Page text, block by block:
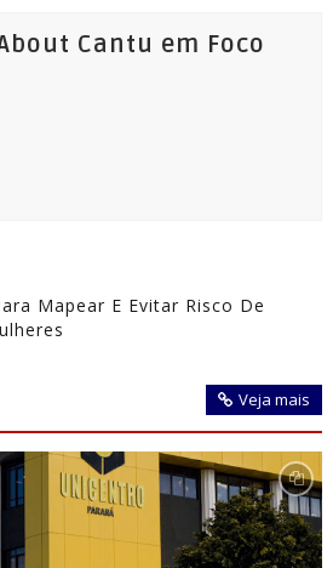
Cantu em Foco
Mapear E Evitar Risco De
Veja mais